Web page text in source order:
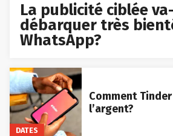
La publicité ciblée
débarquer très
WhatsApp?
DATES
Comment
l’argent?